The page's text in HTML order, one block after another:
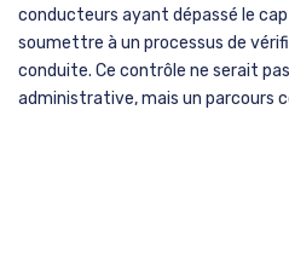
conducteurs ayant dépassé le cap
soumettre à un processus de
conduite. Ce contrôle ne serait
administrative, mais un parcours